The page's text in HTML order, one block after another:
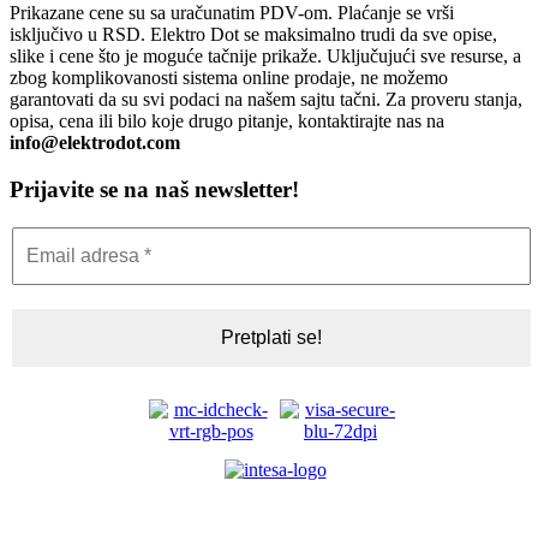
Prikazane cene su sa uračunatim PDV-om. Plaćanje se vrši
isključivo u RSD. Elektro Dot se maksimalno trudi da sve opise,
slike i cene što je moguće tačnije prikaže. Uključujući sve resurse, a
zbog komplikovanosti sistema online prodaje, ne možemo
garantovati da su svi podaci na našem sajtu tačni. Za proveru stanja,
opisa, cena ili bilo koje drugo pitanje, kontaktirajte nas na
info@elektrodot.com
Prijavite se na naš newsletter!